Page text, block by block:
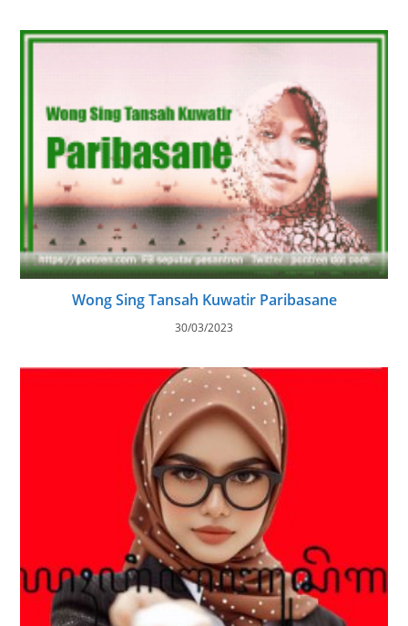
Wong Sing Tansah Kuwatir Paribasane
30/03/2023